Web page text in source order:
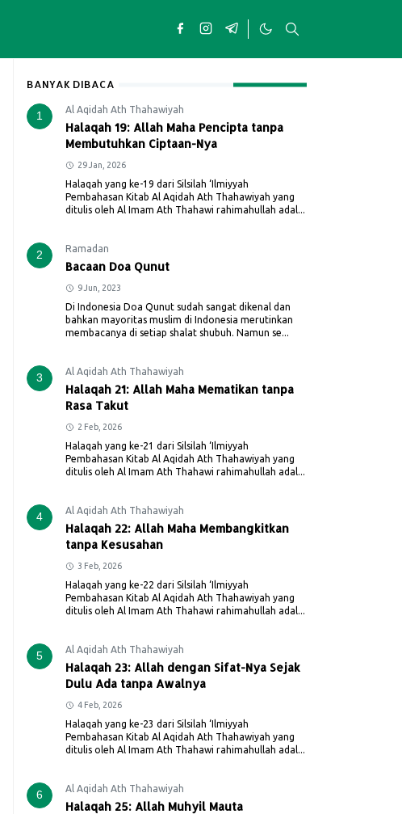
BANYAK DIBACA
1 Al Aqidah Ath Thahawiyah
Halaqah 19: Allah Maha Pencipta tanpa
Membutuhkan Ciptaan-Nya
29 Jan, 2026
Halaqah yang ke-19 dari Silsilah ‘Ilmiyyah
Pembahasan Kitab Al Aqidah Ath Thahawiyah yang
ditulis oleh Al Imam Ath Thahawi rahimahullah adal...
2 Ramadan
Bacaan Doa Qunut
9 Jun, 2023
Di Indonesia Doa Qunut sudah sangat dikenal dan
bahkan mayoritas muslim di Indonesia merutinkan
membacanya di setiap shalat shubuh. Namun se...
3 Al Aqidah Ath Thahawiyah
Halaqah 21: Allah Maha Mematikan tanpa
Rasa Takut
2 Feb, 2026
Halaqah yang ke-21 dari Silsilah ‘Ilmiyyah
Pembahasan Kitab Al Aqidah Ath Thahawiyah yang
ditulis oleh Al Imam Ath Thahawi rahimahullah adal...
4 Al Aqidah Ath Thahawiyah
Halaqah 22: Allah Maha Membangkitkan
tanpa Kesusahan
3 Feb, 2026
Halaqah yang ke-22 dari Silsilah ‘Ilmiyyah
Pembahasan Kitab Al Aqidah Ath Thahawiyah yang
ditulis oleh Al Imam Ath Thahawi rahimahullah adal...
5 Al Aqidah Ath Thahawiyah
Halaqah 23: Allah dengan Sifat-Nya Sejak
Dulu Ada tanpa Awalnya
4 Feb, 2026
Halaqah yang ke-23 dari Silsilah ‘Ilmiyyah
Pembahasan Kitab Al Aqidah Ath Thahawiyah yang
ditulis oleh Al Imam Ath Thahawi rahimahullah adal...
6 Al Aqidah Ath Thahawiyah
Halaqah 25: Allah Muhyil Mauta